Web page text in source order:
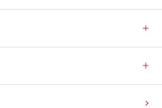
ル品一覧
プ
設）
工場見学）
くご質問